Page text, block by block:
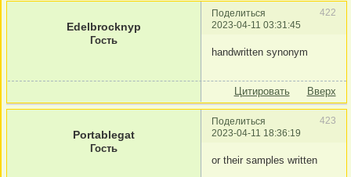
Поделиться
422
2023-04-11 03:31:45
Edelbrocknyp
Гость
handwritten synonym
Цитировать Вверх
Поделиться
423
2023-04-11 18:36:19
Portablegat
Гость
or their samples written